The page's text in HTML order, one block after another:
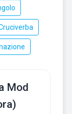
Mod